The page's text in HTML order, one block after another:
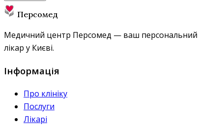
Персомед
Медичний центр Персомед — ваш персональний
лікар у Києві.
Інформація
Про клініку
Послуги
Лікарі